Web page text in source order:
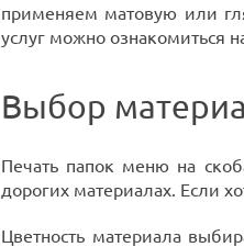
применяем матовую или
услуг можно ознакомиться
Выбор
Печать папок меню на
дорогих материалах. Если
Цветность материала